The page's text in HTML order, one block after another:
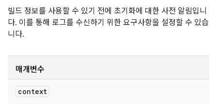
빌드 정보를 사용할 수 있기 전에 초기화에 대한 사전 알림입니
다. 이를 통해 로그를 수신하기 위한 요구사항을 설정할 수 있습
니다.
매개변수
context